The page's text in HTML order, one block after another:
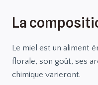
La
Le miel est un aliment
florale, son goût, ses
chimique varieront.